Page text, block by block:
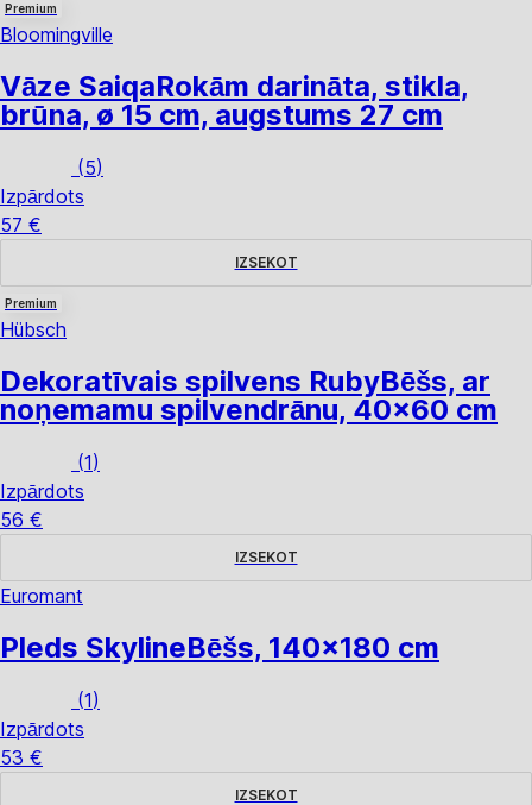
Premium
Bloomingville
Vāze SaiqaRokām darināta, stikla,
brūna, ø 15 cm, augstums 27 cm
(5)
Izpārdots
57 €
IZSEKOT
Premium
Hübsch
Dekoratīvais spilvens RubyBēšs, ar
noņemamu spilvendrānu, 40x60 cm
(1)
Izpārdots
56 €
IZSEKOT
Euromant
Pleds SkylineBēšs, 140x180 cm
(1)
Izpārdots
53 €
IZSEKOT